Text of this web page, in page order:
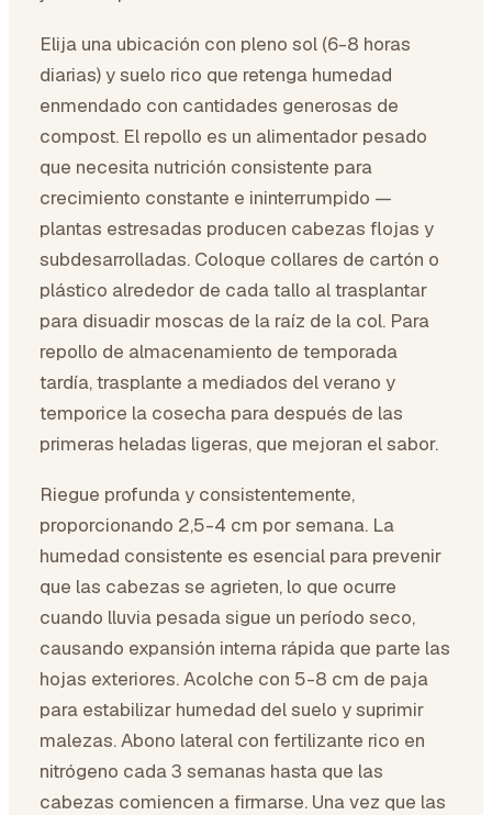
Elija una ubicación con pleno sol (6-8 horas
diarias) y suelo rico que retenga humedad
enmendado con cantidades generosas de
compost. El repollo es un alimentador pesado
que necesita nutrición consistente para
crecimiento constante e ininterrumpido —
plantas estresadas producen cabezas flojas y
subdesarrolladas. Coloque collares de cartón o
plástico alrededor de cada tallo al trasplantar
para disuadir moscas de la raíz de la col. Para
repollo de almacenamiento de temporada
tardía, trasplante a mediados del verano y
temporice la cosecha para después de las
primeras heladas ligeras, que mejoran el sabor.
Riegue profunda y consistentemente,
proporcionando 2,5-4 cm por semana. La
humedad consistente es esencial para prevenir
que las cabezas se agrieten, lo que ocurre
cuando lluvia pesada sigue un período seco,
causando expansión interna rápida que parte las
hojas exteriores. Acolche con 5-8 cm de paja
para estabilizar humedad del suelo y suprimir
malezas. Abono lateral con fertilizante rico en
nitrógeno cada 3 semanas hasta que las
cabezas comiencen a firmarse. Una vez que las